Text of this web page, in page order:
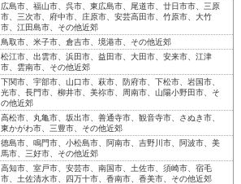
広島市、福山市、呉市、東広島市、尾道市、廿日市市、三原
市、三次市、府中市、庄原市、安芸高田市、竹原市、大竹
市、江田島市、その他近郊
鳥取市、米子市、倉吉市、境港市、その他近郊
松江市、出雲市、浜田市、益田市、大田市、安来市、江津
市、雲南市、その他近郊
下関市、宇部市、山口市、萩市、防府市、下松市、岩国市、
光市、長門市、柳井市、美祢市、周南市、山陽小野田市、そ
の他近郊
高松市、丸亀市、坂出市、善通寺市、観音寺市、さぬき市、
東かがわ市、三豊市、その他近郊
徳島市、鳴門市、小松島市、阿南市、吉野川市、阿波市、美
馬市、三好市、その他近郊
高知市、室戸市、安芸市、南国市、土佐市、須崎市、宿毛
市、土佐清水市、四万十市、香南市、香美市、その他近郊